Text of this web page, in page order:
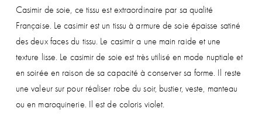
Casimir de soie, ce tissu est extraordinaire par sa qualité
Française. Le casimir est un tissu à armure de soie épaisse satiné
des deux faces du tissu. Le casimir a une main raide et une
texture lisse. Le casimir de soie est très utilisé en mode nuptiale et
en soirée en raison de sa capacité à conserver sa forme. Il reste
une valeur sur pour réaliser robe du soir, bustier, veste, manteau
ou en maroquinerie. Il est de coloris violet.